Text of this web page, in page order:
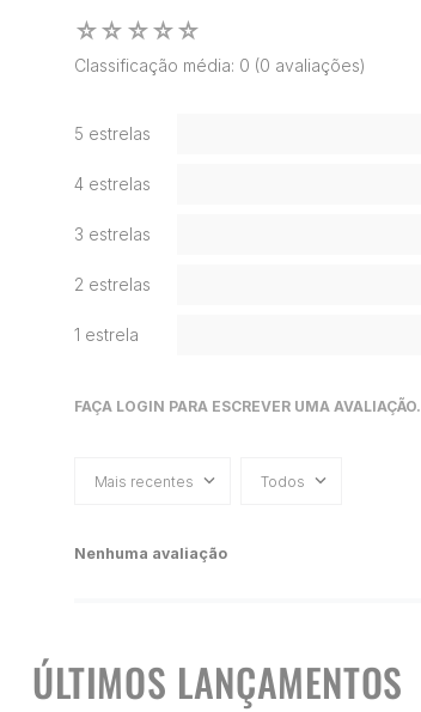
☆☆ ☆☆☆
Classificação média: 0 (0 avaliações)
5 estrelas
4 estrelas
3 estrelas
2 estrelas
1 estrela
FAÇA LOGIN PARA ESCREVER UMA AVALIAÇÃO.
Mais recentes Todos
Nenhuma avaliação
ÚLTIMOS LANÇAMENTOS